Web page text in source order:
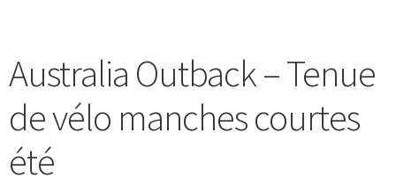
Australia Outback – Tenue
de vélo manches courtes
été